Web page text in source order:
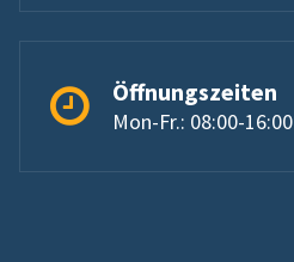
Öffnungszeiten
Mon-Fr.: 08:00-16:00